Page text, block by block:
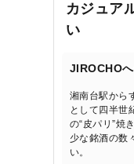
カジュア
い
JIROCHO
湘南台駅から
として四半世
の“皮パリ”焼
少な銘酒の数
い。